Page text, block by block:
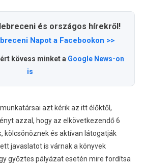
és országos hírekről!
Napot a Facebookon >>
kövess minket a Google News-on
is
azt kérik az itt élőktől,
azzal, hogy az elkövetkezendő 6
kölcsönöznek és aktívan látogatják
javaslatot is várnak a könyvek
győztes pályázat esetén mire fordítsa